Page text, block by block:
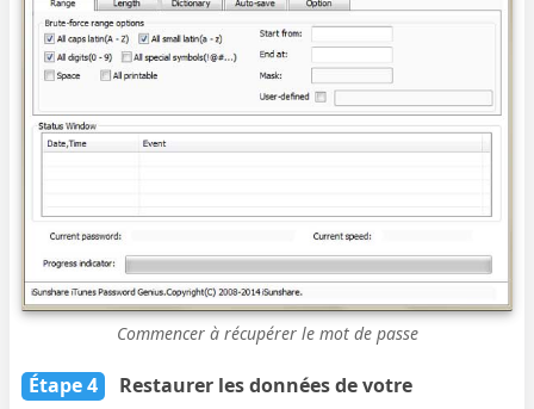
Commencer à récupérer le mot de passe
Étape 4
Restaurer les données de votre